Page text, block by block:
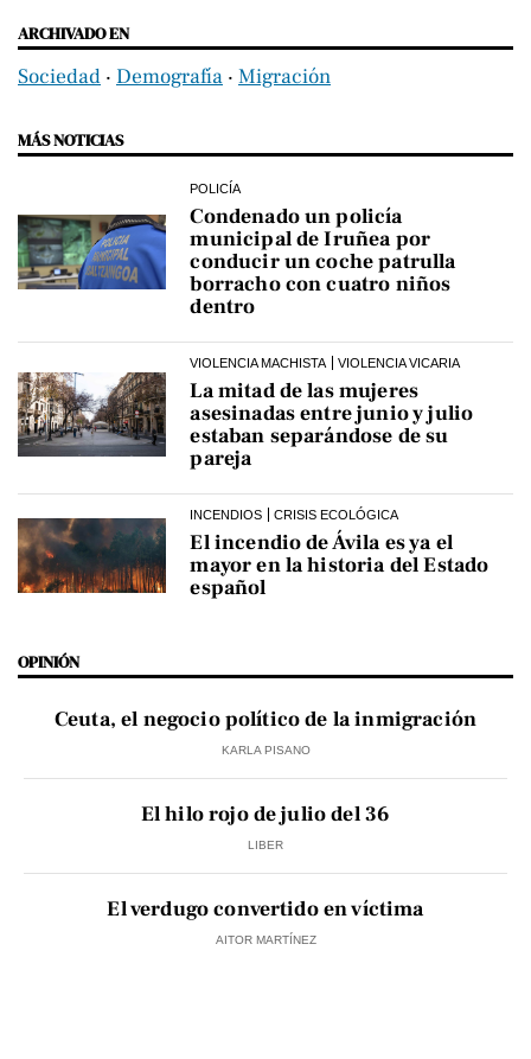
ARCHIVADO EN
Sociedad ‧ Demografía ‧ Migración
MÁS NOTICIAS
POLICÍA
Condenado un policía
municipal de Iruñea por
conducir un coche patrulla
borracho con cuatro niños
dentro
VIOLENCIA MACHISTA VIOLENCIA VICARIA
La mitad de las mujeres
asesinadas entre junio y julio
estaban separándose de su
pareja
INCENDIOS CRISIS ECOLÓGICA
El incendio de Ávila es ya el
mayor en la historia del Estado
español
OPINIÓN
Ceuta, el negocio político de la inmigración
KARLA PISANO
El hilo rojo de julio del 36
LIBER
El verdugo convertido en víctima
AITOR MARTÍNEZ